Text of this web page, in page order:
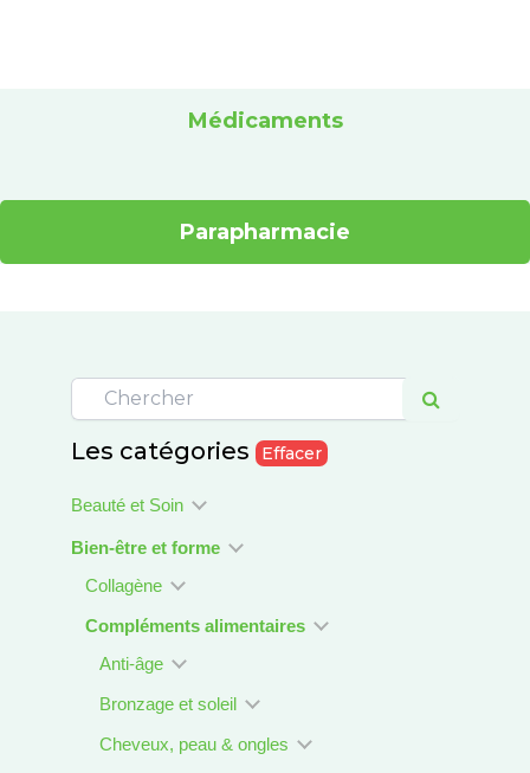
Médicaments
Parapharmacie
Les catégories Effacer
Beauté et Soin
Bien-être et forme
Collagène
Compléments alimentaires
Anti-âge
Bronzage et soleil
Cheveux, peau & ongles